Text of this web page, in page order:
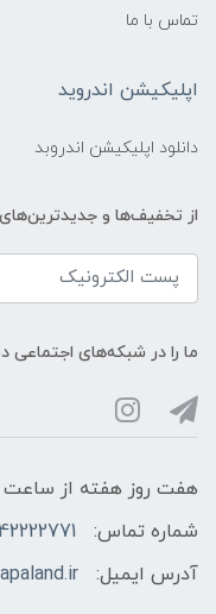
تماس با ما
اپلیکیشن اندروید
دانلود اپلیکیشن اندروبد
از تخفیف‌ها و
ما را در شبکه‌های اجتماعی
هفت روز هفته از ساعت 9 تا 21 پاسخگوی شما هستیم
شماره تماس:
آدرس ایمیل: